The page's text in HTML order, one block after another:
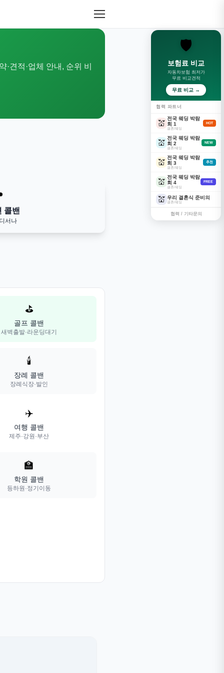
견적·업체 안내, 순위 비
콜밴
서나
⛳
골프 콜밴
새벽출발·라운딩대기
🕯️
장례 콜밴
장례식장·발인
✈️
여행 콜밴
제주·강원·부산
🏫
학원 콜밴
등하원·정기이동
🛡️
보험료 비교
자동차보험 최저가
무료 비교견적
무료 비교 →
협력 파트너
💒
전국 웨딩 박람
회 1
결혼/웨딩
HOT
💒
전국 웨딩 박람
회 2
결혼/웨딩
NEW
💒
전국 웨딩 박람
회 3
결혼/웨딩
추천
💒
전국 웨딩 박람
회 4
결혼/웨딩
FREE
💒 우리 결혼식 준비의
결혼/웨딩
협력 / 기타문의